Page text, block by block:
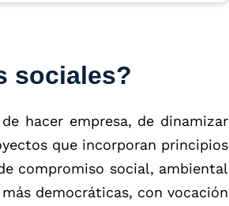
sociales?
hacer empresa, de dinamizar
que incorporan principios
compromiso social, ambiental
democráticas, con vocación